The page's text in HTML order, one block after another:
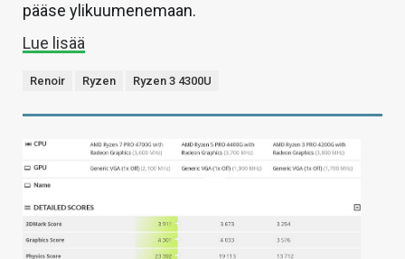
pääse ylikuumenemaan.
Lue lisää
Renoir Ryzen Ryzen 3 4300U